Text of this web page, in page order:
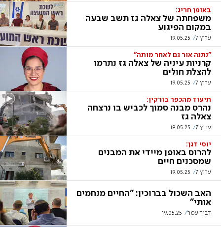
באופן חריג:
משפחתה של צאלה גז תשב שבעה
במקום הפיגוע
ערוץ 7 19.05.25
"נתנה אור גם לאחר מותה"
קרניות עיניה של צאלה גז נתרמו
להצלת חולים
ערוץ 7 19.05.25
תיעוד מהכפר בורקין:
נהרס מבנה סמוך לכביש בו נרצחה
צאלה גז
ערוץ 7 19.05.25
יוסי דגן:
להרוס באופן מיידי את המבנים
שמסכנים חיים
ערוץ 7 19.05.25
האב השכול בברוכין: "החיים מנחמים
אותי"
דביר עמר 19.05.25